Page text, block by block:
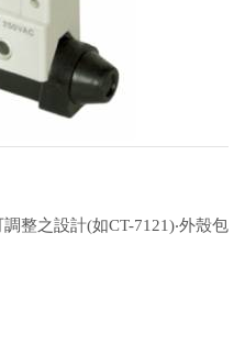
整之設計(如CT-7121)‧外殼包